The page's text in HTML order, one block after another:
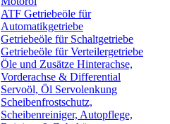
ATF Getriebeöle für
Automatikgetriebe
Getriebeöle für Schaltgetriebe
Getriebeöle für Verteilergetriebe
Öle und Zusätze Hinterachse,
Vorderachse & Differential
Servoöl, Öl Servolenkung
Scheibenfrostschutz,
Scheibenreiniger, Autopflege,